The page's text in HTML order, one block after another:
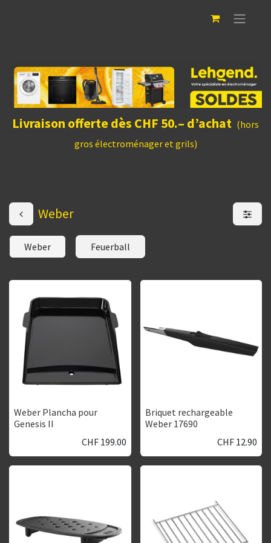
Livraison offerte dès CHF 50.– d’achat (hors
gros électroménager et grils)
Weber
Weber Feuerball
Weber Plancha pour
Genesis II
CHF 199.00
Briquet rechargeable
Weber 17690
CHF 12.90